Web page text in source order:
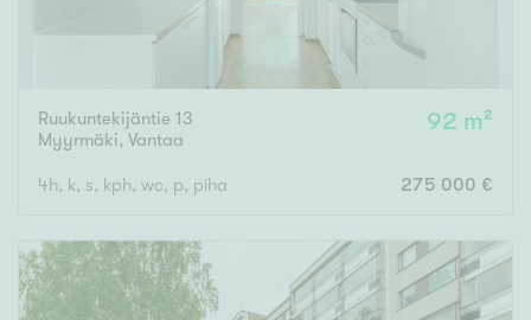
Ruukuntekijäntie 13
Myyrmäki, Vantaa
92 m²
4h, k, s, kph, wc, p, piha 275 000 €